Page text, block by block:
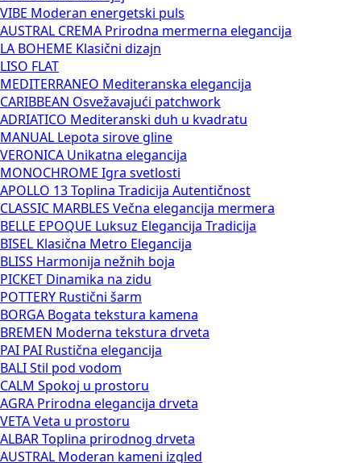
VIBE Moderan energetski puls
AUSTRAL CREMA Prirodna mermerna elegancija
LA BOHEME Klasični dizajn
LISO FLAT
MEDITERRANEO Mediteranska elegancija
CARIBBEAN Osvežavajući patchwork
ADRIATICO Mediteranski duh u kvadratu
MANUAL Lepota sirove gline
VERONICA Unikatna elegancija
MONOCHROME Igra svetlosti
APOLLO 13Toplina Tradicija Autentičnost
CLASSIC MARBLES Večna elegancija mermera
BELLE EPOQUE Luksuz Elegancija Tradicija
BISEL Klasična Metro Elegancija
BLISS Harmonija nežnih boja
PICKET Dinamika na zidu
POTTERY Rustični šarm
BORGA Bogata tekstura kamena
BREMEN Moderna tekstura drveta
PAI PAI Rustična elegancija
BALIStil pod vodom
CALM Spokoj u prostoru
AGRA Prirodna elegancija drveta
VETAVeta u prostoru
ALBARToplina prirodnog drveta
AUSTRAL Moderan kameni izgled